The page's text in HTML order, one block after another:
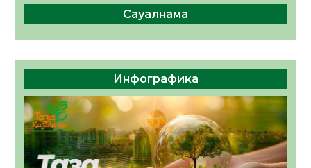
Сауалнама
Инфографика